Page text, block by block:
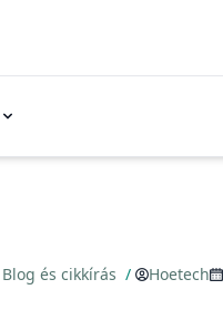
Blog és cikkírás / Hoetech